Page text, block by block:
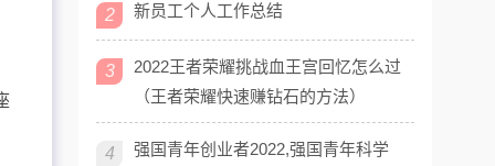
2 新员工个人工作总结
3
2022王者荣耀挑战血王宫回忆怎么过
（王者荣耀快速赚钻石的方法）
4
强国青年创业者2022,强国青年科学